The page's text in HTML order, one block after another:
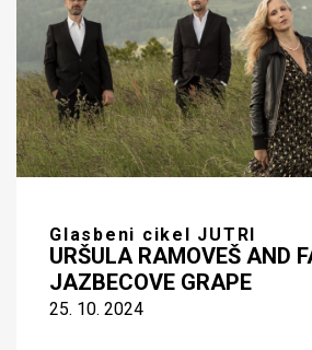
Glasbeni cikel JUTRI
URŠULA RAMOVEŠ AND
JAZBECOVE GRAPE
25. 10. 2024